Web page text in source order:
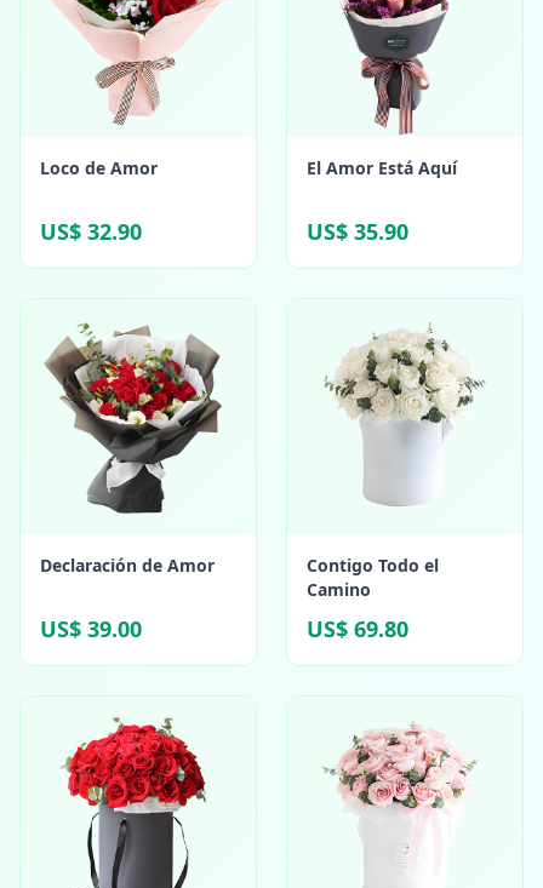
Loco de Amor
US$ 32.90
El Amor Está Aquí
US$ 35.90
Declaración de Amor
US$ 39.00
Contigo Todo el
Camino
US$ 69.80